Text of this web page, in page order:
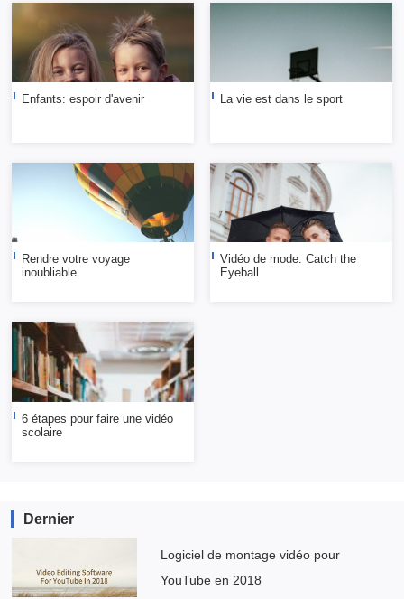
Enfants: espoir d'avenir La vie est dans le sport
Rendre votre voyage
inoubliable
Vidéo de mode: Catch the
Eyeball
6 étapes pour faire une vidéo
scolaire
Dernier
Logiciel de montage vidéo pour
YouTube en 2018